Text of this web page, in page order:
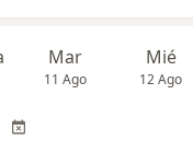
Mar
11 Ago
Mié
12 Ago